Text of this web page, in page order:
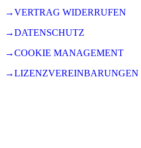
→VERTRAG WIDERRUFEN
→DATENSCHUTZ
→COOKIE MANAGEMENT
→LIZENZVEREINBARUNGEN